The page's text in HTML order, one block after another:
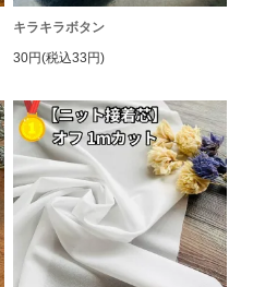
キラキラボタン
30円(税込33円)